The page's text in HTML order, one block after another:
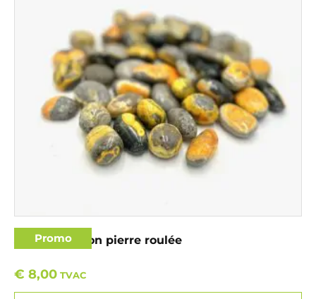
Promo
Jaspe bourdon pierre roulée
€ 8,00 TVAC